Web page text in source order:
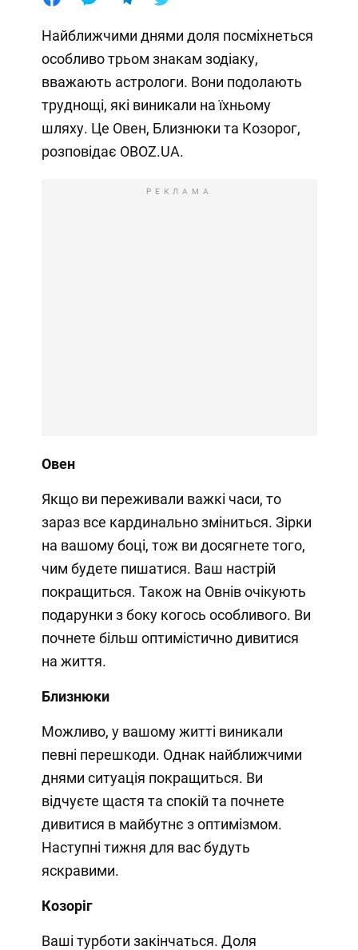
Найближчими днями доля посміхнеться
особливо трьом знакам зодіаку,
вважають астрологи. Вони подолають
труднощі, які виникали на їхньому
шляху. Це Овен, Близнюки та Козорог,
розповідає OBOZ.UA.
РЕКЛАМА
Овен
Якщо ви переживали важкі часи, то
зараз все кардинально зміниться. Зірки
на вашому боці, тож ви досягнете того,
чим будете пишатися. Ваш настрій
покращиться. Також на Овнів очікують
подарунки з боку когось особливого. Ви
почнете більш оптимістично дивитися
на життя.
Близнюки
Можливо, у вашому житті виникали
певні перешкоди. Однак найближчими
днями ситуація покращиться. Ви
відчуєте щастя та спокій та почнете
дивитися в майбутнє з оптимізмом.
Наступні тижня для вас будуть
яскравими.
Козоріг
Ваші турботи закінчаться. Доля